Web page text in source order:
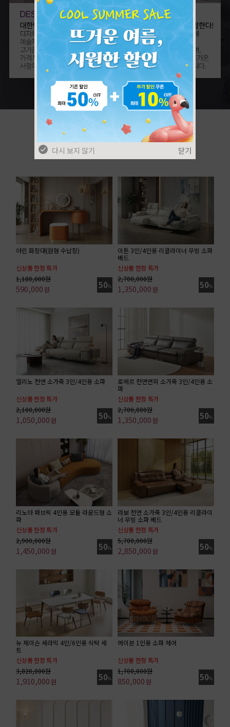
아린 화장대(원형 수납장)
신상품 한정 특가
화장대+거울+스툴 포함
50%
1,180,000원
590,000원
이튼 3인/4인용 리클라이너 무빙 소파
베드
신상품 한정 특가
키즈&펫 프렌들리 소재/ 4인 소파 기준가
50%
2,700,000원
1,350,000원
엘리노 천연 소가죽 3인/4인용 소파
신상품 한정 특가
기획특가 / 4인 소파 기준가
50%
2,100,000원
1,050,000원
로에르 천연면피 소가죽 3인/4인용 소
파
신상품 한정 특가
기획특가/4인 소파 기준가
50%
2,700,000원
1,350,000원
리노아 패브릭 4인용 모듈 라운드형 소
파
신상품 한정 특가
기획특가 / 4인 소파 기준가
50%
2,900,000원
1,450,000원
라보 천연 소가죽 3인/4인용 리클라이
너 무빙 소파 베드
신상품 한정 특가
4인 소파 기준가
50%
5,700,000원
2,850,000원
뉴 제이슨 세라믹 4인/6인용 식탁 세
트
신상품 한정 특가
6인 세트 기준가(식탁 + 의자 3ea + 벤치)
50%
3,820,000원
1,910,000원
에이븐 1인용 소파 체어
신상품 한정 특가
패브릭 소파 기준가
50%
1,700,000원
850,000원
다시 보지 않기 닫기